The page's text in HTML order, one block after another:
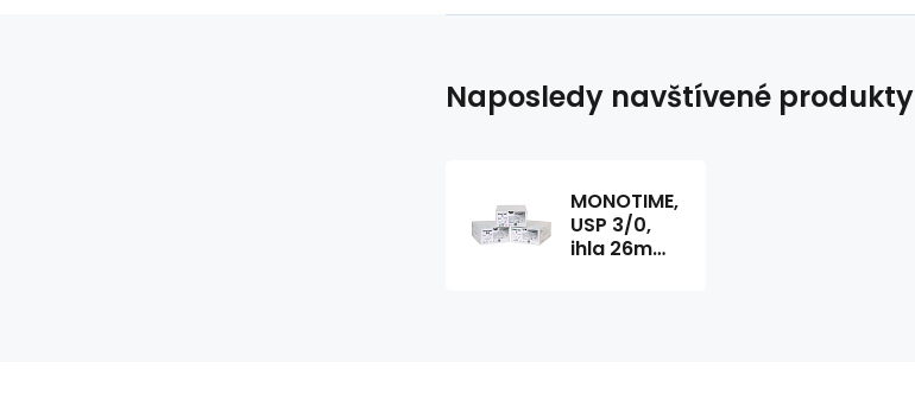
Naposledy navštívené produkty
MONOTIME,
USP 3/0,
ihla 26mm,